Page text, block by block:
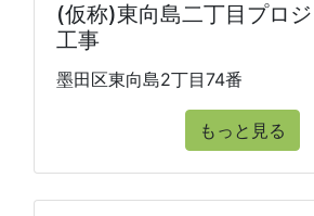
(仮称)東向島二丁目プロ
工事
墨田区東向島2丁目74番
もっと見る